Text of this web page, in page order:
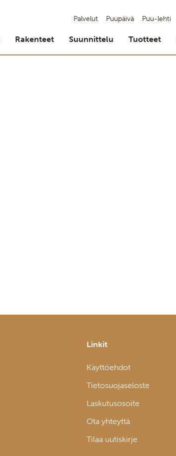
Palvelut Puupäivä Puu-lehti
Rakenteet Suunnittelu Tuotteet
Linkit
Käyttöehdot
Tietosuojaseloste
Laskutusosoite
Ota yhteyttä
Tilaa uutiskirje